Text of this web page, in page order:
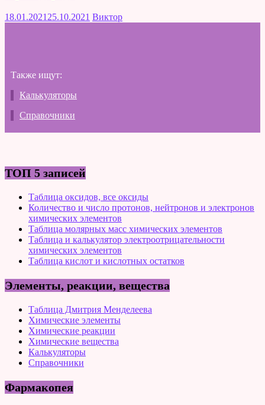
18.01.2021 25.10.2021 Виктор
Также ищут:
Калькуляторы
Справочники
ТОП 5 записей
Таблица оксидов, все оксиды
Количество и число протонов, нейтронов и электронов
химических элементов
Таблица молярных масс химических элементов
Таблица и калькулятор электроотрицательности
химических элементов
Таблица кислот и кислотных остатков
Элементы, реакции, вещества
Таблица Дмитрия Менделеева
Химические элементы
Химические реакции
Химические вещества
Калькуляторы
Справочники
Фармакопея